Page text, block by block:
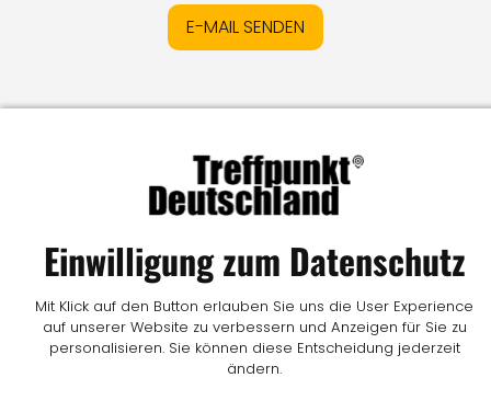
E-MAIL SENDEN
MediadatenI Kontakt Vertrag widerrufen
© LW Medien GmbH
Einwilligung zum Datenschutz
Mit Klick auf den Button erlauben Sie uns die User Experience
auf unserer Website zu verbessern und Anzeigen für Sie zu
personalisieren. Sie können diese Entscheidung jederzeit
ändern.